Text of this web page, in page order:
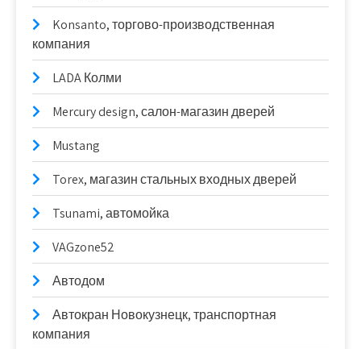
Konsanto, торгово-производственная
компания
LADA Колми
Mercury design, салон-магазин дверей
Mustang
Torex, магазин стальных входных дверей
Tsunami, автомойка
VAGzone52
Автодом
Автокран Новокузнецк, транспортная
компания